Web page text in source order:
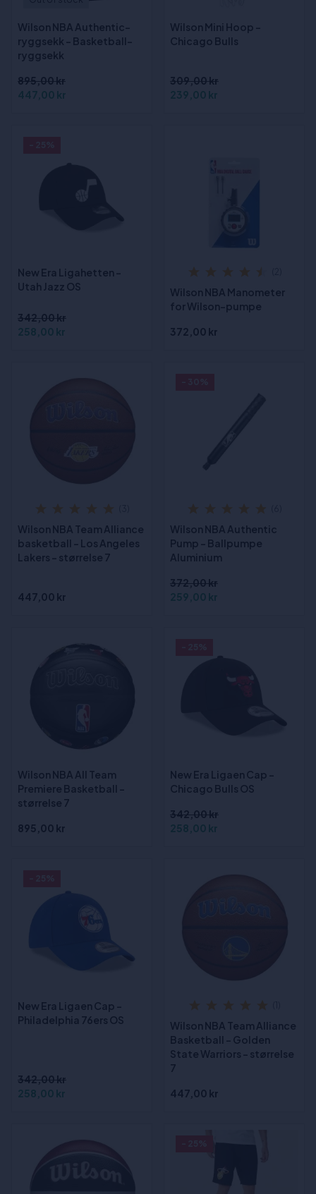
Wilson NBA Authentic-
ryggsekk - Basketball-
ryggsekk
895,00 kr
447,00 kr
Wilson Mini Hoop -
Chicago Bulls
309,00 kr
239,00 kr
New Era Ligahetten -
Utah Jazz OS
342,00 kr
258,00 kr
Wilson NBA Manometer
for Wilson-pumpe
372,00 kr
Wilson NBA Team Alliance
basketball - Los Angeles
Lakers - størrelse 7
447,00 kr
Wilson NBA Authentic
Pump - Ballpumpe
Aluminium
372,00 kr
259,00 kr
Wilson NBA All Team
Premiere Basketball -
størrelse 7
895,00 kr
New Era Ligaen Cap -
Chicago Bulls OS
342,00 kr
258,00 kr
New Era Ligaen Cap -
Philadelphia 76ers OS
342,00 kr
258,00 kr
Wilson NBA Team Alliance
Basketball - Golden
State Warriors - størrelse
7
447,00 kr